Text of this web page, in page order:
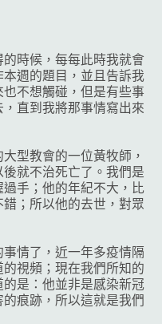
時候，每每此時我就會
週的題目，並且告訴我
不想觸碰，但是有些事
直到我將那事情寫出來
型教會的一位黃牧師，
就不治死亡了。我們是
手；他的年紀不大，比
；所以他的去世，對眾
情了，近一年多疫情隔
視頻；現在我們所知的
是：他並非是感染新冠
痕跡，所以這就是我們